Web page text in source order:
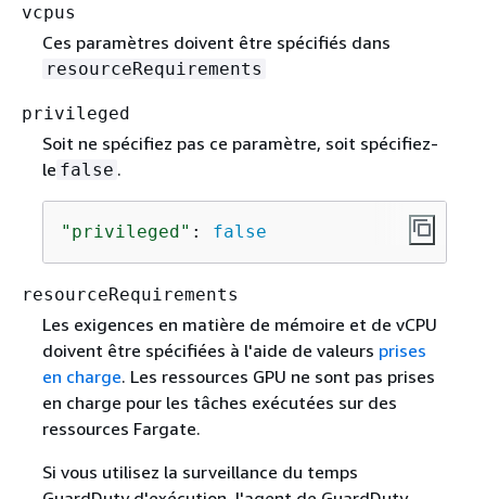
vcpus
Ces paramètres doivent être spécifiés dans
resourceRequirements
privileged
Soit ne spécifiez pas ce paramètre, soit spécifiez-
le false .
"privileged" : false
resourceRequirements
Les exigences en matière de mémoire et de vCPU
doivent être spécifiées à l'aide de valeurs prises
en charge. Les ressources GPU ne sont pas prises
en charge pour les tâches exécutées sur des
ressources Fargate.
Si vous utilisez la surveillance du temps